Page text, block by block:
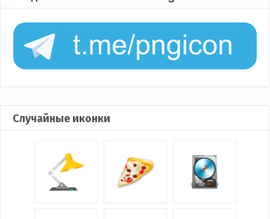
Случайные иконки